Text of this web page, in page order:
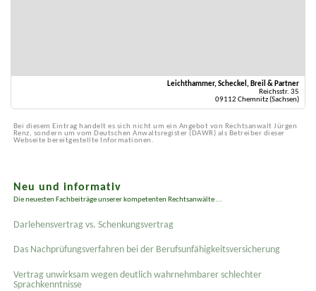
Leichthammer, Scheckel, Breil & Partner
Reichsstr. 35
09112 Chemnitz (Sachsen)
Bei diesem Eintrag handelt es sich nicht um ein Angebot von Rechtsanwalt Jürgen
Renz, sondern um vom Deutschen Anwaltsregister (DAWR) als Betreiber dieser
Webseite bereitgestellte Informationen.
Neu und informativ
Die neuesten Fachbeiträge unserer kompetenten Rechtsanwälte ...
Darlehensvertrag vs. Schenkungsvertrag
Das Nachprüfungsverfahren bei der Berufsunfähigkeitsversicherung
Vertrag unwirksam wegen deutlich wahrnehmbarer schlechter
Sprachkenntnisse